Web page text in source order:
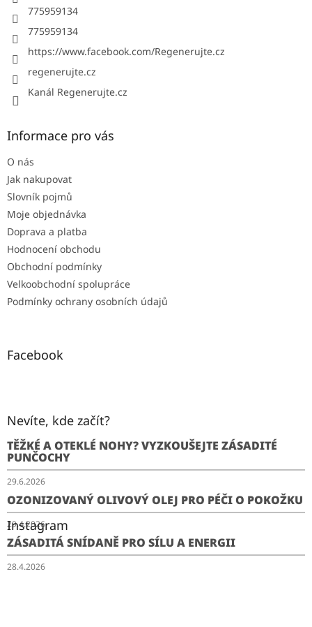
775959134
775959134
https://www.facebook.com/Regenerujte.cz
regenerujte.cz
Kanál Regenerujte.cz
Informace pro vás
O nás
Jak nakupovat
Slovník pojmů
Moje objednávka
Doprava a platba
Hodnocení obchodu
Obchodní podmínky
Velkoobchodní spolupráce
Podmínky ochrany osobních údajů
Facebook
Nevíte, kde začít?
TĚŽKÉ A OTEKLÉ NOHY? VYZKOUŠEJTE ZÁSADITÉ
PUNČOCHY
29.6.2026
OZONIZOVANÝ OLIVOVÝ OLEJ PRO PÉČI O POKOŽKU
29.4.2026
ZÁSADITÁ SNÍDANĚ PRO SÍLU A ENERGII
28.4.2026
Instagram